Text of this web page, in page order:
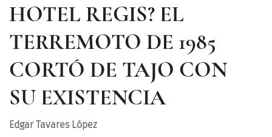
HOTEL REGIS? EL
TERREMOTO DE 1985
CORTÓ DE TAJO CON
SU EXISTENCIA
Edgar Tavares López